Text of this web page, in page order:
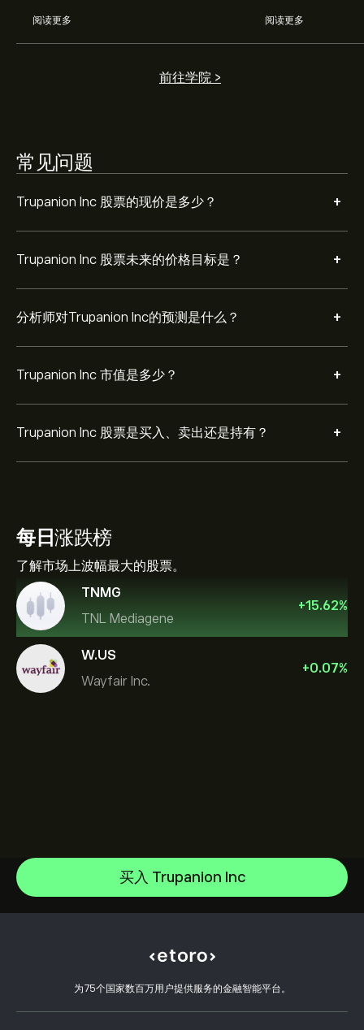
阅读更多 阅读更多
前往学院 >
常见问题
Trupanion Inc 股票的现价是多少？ +
Trupanion Inc 股票未来的价格目标是？ +
分析师对Trupanion Inc的预测是什么？ +
Trupanion Inc 市值是多少？ +
Trupanion Inc 市值为 ‎$‎1.06B 美元
Trupanion Inc 股票是买入、卖出还是持有？ +
根据 2 位分析师在过去三个月对 TRUP 的建议，总体共识
每日涨跌榜
了解市场上波幅最大的股票。
TNMG
TNL Mediagene
+15.62%
W.US
Wayfair Inc.
+0.07%
买入 Trupanion Inc
为75个国家数百万用户提供服务的金融智能平台。
Microsoft
Apple
如何入金
如何出金
开设账户
客户端漏洞
CopyTrading 简介
负责任交易
eToro Academy
选择 eToro 的理由
我们的办事处
风险披露